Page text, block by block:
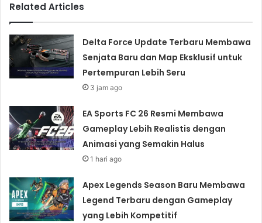
Related Articles
Delta Force Update Terbaru Membawa
Senjata Baru dan Map Eksklusif untuk
Pertempuran Lebih Seru
3 jam ago
EA Sports FC 26 Resmi Membawa
Gameplay Lebih Realistis dengan
Animasi yang Semakin Halus
1 hari ago
Apex Legends Season Baru Membawa
Legend Terbaru dengan Gameplay
yang Lebih Kompetitif